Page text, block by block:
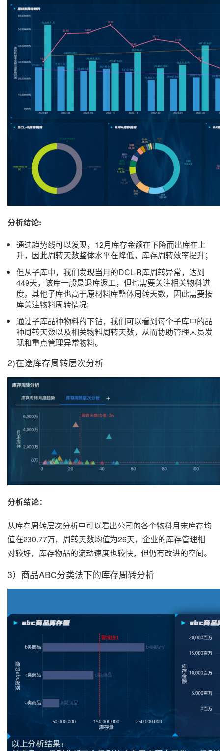
分析结论:
通过趋势线可以发现，12月库存金额在下降而出库在上
升，因此周转天数整体水平在降低，库存周转效率提升；
但从子库中，我们发现当月的DCL-R库周转异常，达到
449天，该库一般是退库返工，但也需要关注相关物料进
度。其他子库也高于原材料库整体周转天数，因此需要按
库关注物料周转情况;
通过子库品种物料的下钻，我们可以看到每个子库中的品
种周转天数以及相关物料周转天数，从而协助管理人员发
现和重点管理异常物料。
2)在途库存周转层次分析
分析结论：
从库存周转层次分析中可以看出公司的各个物料月末库存均
值在230.77万，周转天数均值为26天，企业的库存管理相
对较好，库存物品的流动速度也较快，但仍有改进的空间。
3）商品ABC分类法下的库存周转分析